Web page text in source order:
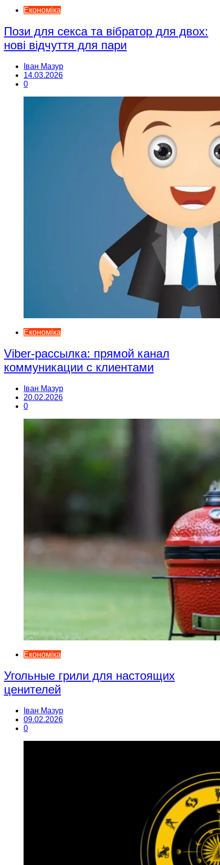
Економіка
Пози для секса та вібратор для двох:
нові відчуття для пари
Іван Мазур
14.03.2026
0
Економіка
Viber-рассылка: прямой канал
коммуникации с клиентами
Іван Мазур
20.02.2026
0
Економіка
Угольные грили для настоящих
ценителей
Іван Мазур
09.02.2026
0